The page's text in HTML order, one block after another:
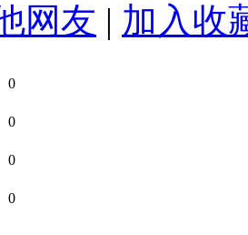
网友 | 加入收
0
0
0
0